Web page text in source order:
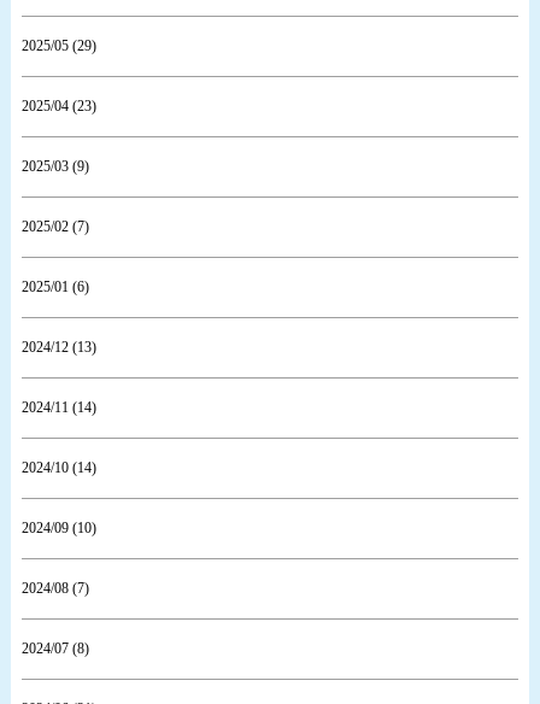
2025/05 (29)
2025/04 (23)
2025/03 (9)
2025/02 (7)
2025/01 (6)
2024/12 (13)
2024/11 (14)
2024/10 (14)
2024/09 (10)
2024/08 (7)
2024/07 (8)